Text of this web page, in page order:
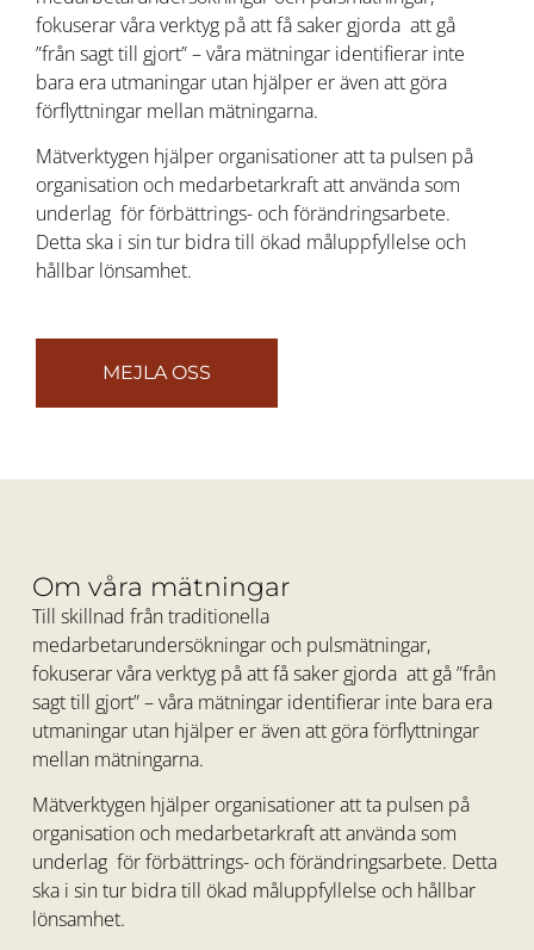
fokuserar våra verktyg på att få saker gjorda att gå
”från sagt till gjort” – våra mätningar identifierar inte
bara era utmaningar utan hjälper er även att göra
förflyttningar mellan mätningarna.
Mätverktygen hjälper organisationer att ta pulsen på
organisation och medarbetarkraft att använda som
underlag för förbättrings- och förändringsarbete.
Detta ska i sin tur bidra till ökad måluppfyllelse och
hållbar lönsamhet.
MEJLA OSS
Om våra mätningar
Till skillnad från traditionella
medarbetarundersökningar och pulsmätningar,
fokuserar våra verktyg på att få saker gjorda att gå ”från
sagt till gjort” – våra mätningar identifierar inte bara era
utmaningar utan hjälper er även att göra förflyttningar
mellan mätningarna.
Mätverktygen hjälper organisationer att ta pulsen på
organisation och medarbetarkraft att använda som
underlag för förbättrings- och förändringsarbete. Detta
ska i sin tur bidra till ökad måluppfyllelse och hållbar
lönsamhet.